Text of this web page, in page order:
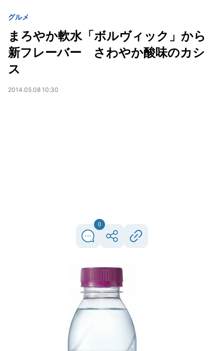
グルメ
まろやか軟水「ボルヴィック」から
新フレーバー さわやか酸味のカシ
ス
2014.05.08 10:30
0